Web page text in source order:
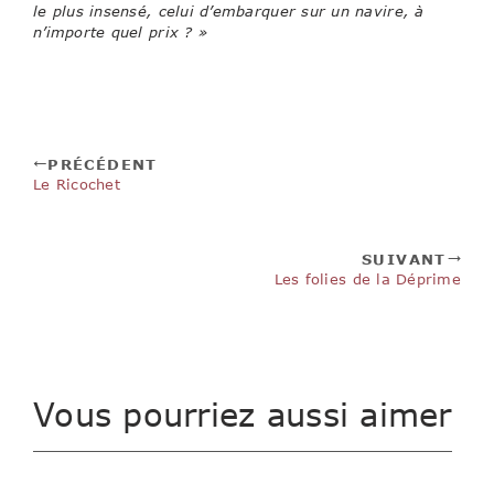
le plus insensé, celui d’embarquer sur un navire, à
n’importe quel prix ? »
PRÉCÉDENT
Le Ricochet
SUIVANT
Les folies de la Déprime
Vous pourriez aussi aimer